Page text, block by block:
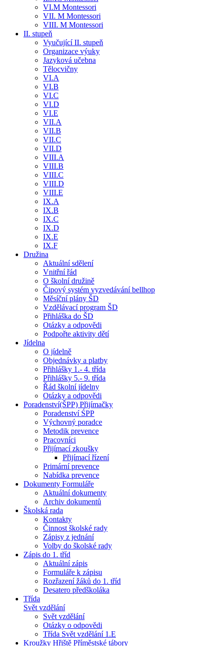
VI.M Montessori
VII. M Montessori
VIII. M Montessori
II. stupeň
Vyučující II. stupeň
Organizace výuky
Jazyková učebna
Tělocvičny
VI.A
VI.B
VI.C
VI.D
VI.E
VII.A
VII.B
VII.C
VII.D
VIII.A
VIII.B
VIII.C
VIII.D
VIII.E
IX.A
IX.B
IX.C
IX.D
IX.E
IX.F
Družina
Aktuální sdělení
Vnitřní řád
O školní družině
Čipový systém vyzvedávání bellhop
Měsíční plány ŠD
Vzdělávací program ŠD
Přihláška do ŠD
Otázky a odpovědi
Podpořte aktivity dětí
Jídelna
O jídelně
Objednávky a platby
Přihlášky 1.- 4. třída
Přihlášky 5.- 9. třída
Řád školní jídelny
Otázky a odpovědi
Poradenství(ŠPP) Přijímačky
Poradenství ŚPP
Výchovný poradce
Metodik prevence
Pracovníci
Přijímací zkoušky
Přijímací řízení
Primární prevence
Nabídka prevence
Dokumenty Formuláře
Aktuální dokumenty
Archiv dokumentů
Školská rada
Kontakty
Činnost školské rady
Zápisy z jednání
Volby do školské rady
Zápis do 1. tříd
Aktuální zápis
Formuláře k zápisu
Rozřazení žáků do 1. tříd
Desatero předškoláka
Třída
Svět vzdělání
Svět vzdělání
Otázky o odpovědi
Třída Svět vzdělání 1.E
Kroužky Hřiště Příměstské tábory